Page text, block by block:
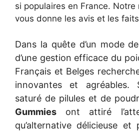
si populaires en France.
vous donne les avis et les
Dans la quête d’un mode
d’une gestion efficace du
Français et Belges
innovantes et agréables.
saturé de pilules et de
Gummies ont attiré
qu’alternative délicieuse et